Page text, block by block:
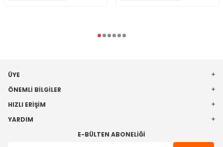
ÜYE
ÖNEMLI BILGILER
HIZLI ERIŞIM
YARDIM
E-BÜLTEN ABONELIĞI